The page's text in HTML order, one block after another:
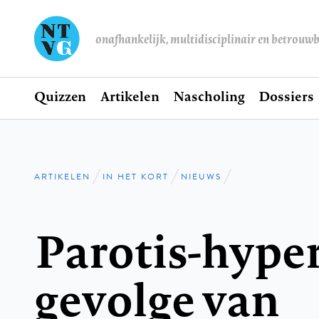
onafhankelijk, multidisciplinair en
Hoofdnavigatie
Home
Quizzen Artikelen Nascholing Dossiers
Kruimelpad
ARTIKELEN IN HET KORT NIEUWS
Parotis-
gevolge van